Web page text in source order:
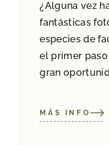
¿Alguna vez
fantásticas
especies de
el primer
gran
MÁS INFO